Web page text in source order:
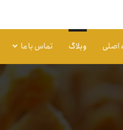
اصلی وبلاگ تماس با ما